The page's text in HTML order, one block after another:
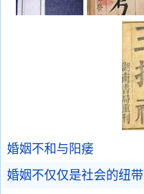
婚姻不和与阳痿
婚姻不仅仅是社会的纽带